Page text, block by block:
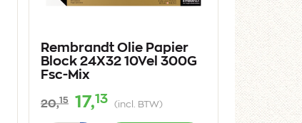
Rembrandt Olie Papier
Block 24X32 10Vel 300G
Fsc-Mix
20,15 17,13 (incl. BTW)